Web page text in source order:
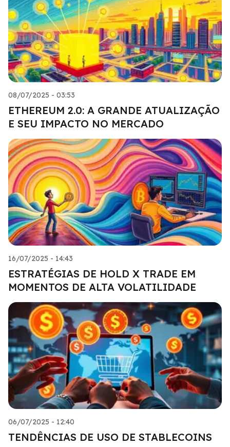
08/07/2025 - 03:53
ETHEREUM 2.0: A GRANDE ATUALIZAÇÃO
E SEU IMPACTO NO MERCADO
16/07/2025 - 14:43
ESTRATÉGIAS DE HOLD X TRADE EM
MOMENTOS DE ALTA VOLATILIDADE
06/07/2025 - 12:40
TENDÊNCIAS DE USO DE STABLECOINS